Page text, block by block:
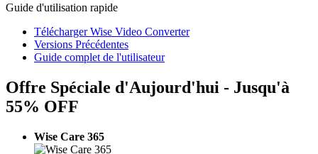
Guide d'utilisation rapide
Télécharger Wise Video Converter
Versions Précédentes
Guide complet de l'utilisateur
Offre Spéciale d'Aujourd'hui - Jusqu'à
55% OFF
Wise Care 365